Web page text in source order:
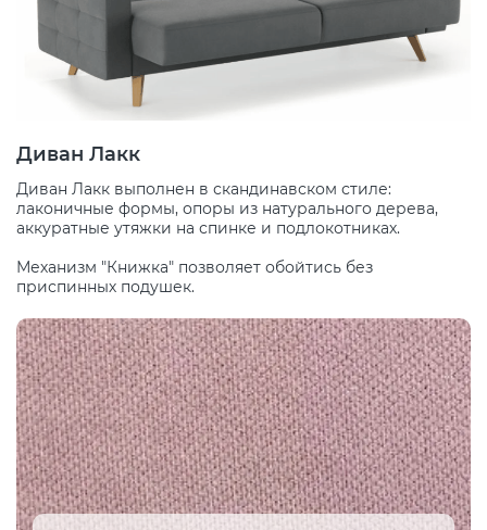
Диван Лакк
Диван Лакк выполнен в скандинавском стиле:
лаконичные формы, опоры из натурального дерева,
аккуратные утяжки на спинке и подлокотниках.
Механизм "Книжка" позволяет обойтись без
приспинных подушек.